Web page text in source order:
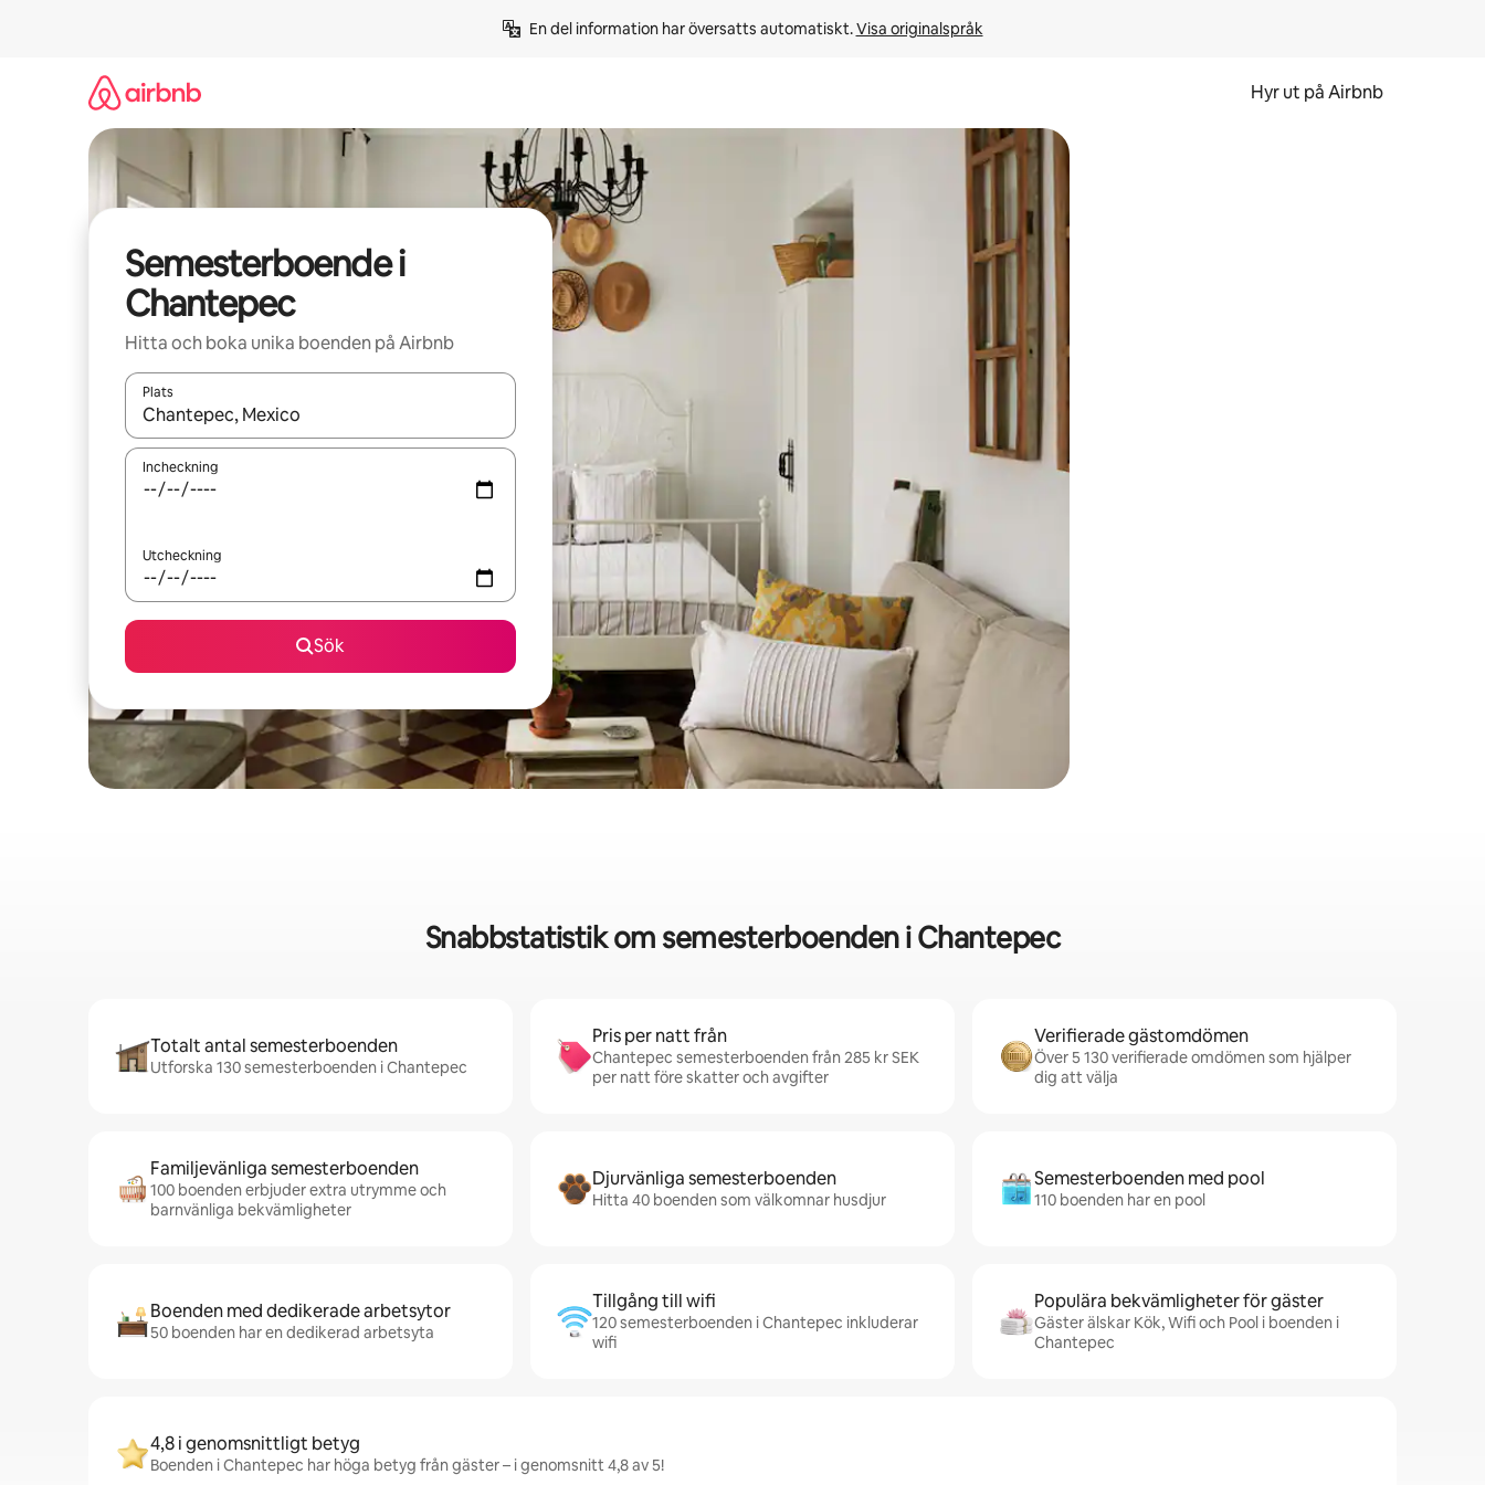
En del information har översatts automatiskt. Visa originalspråk
Hyr ut på Airbnb
Semesterboende i
Chantepec
Hitta och boka unika boenden på Airbnb
Plats
När resultaten är tillgängliga kan du navigera med upp- och nedåtpilarna eller utforska genom att trycka eller svepa.
Incheckning
Utcheckning
Sök
Snabbstatistik om semesterboenden i Chantepec
Totalt antal semesterboenden
Utforska 130 semesterboenden i Chantepec
Pris per natt från
Chantepec semesterboenden från 285 kr SEK
per natt före skatter och avgifter
Verifierade gästomdömen
Över 5 130 verifierade omdömen som hjälper
dig att välja
Familjevänliga semesterboenden
100 boenden erbjuder extra utrymme och
barnvänliga bekvämligheter
Djurvänliga semesterboenden
Hitta 40 boenden som välkomnar husdjur
Semesterboenden med pool
110 boenden har en pool
Boenden med dedikerade arbetsytor
50 boenden har en dedikerad arbetsyta
Tillgång till wifi
120 semesterboenden i Chantepec inkluderar
wifi
Populära bekvämligheter för gäster
Gäster älskar Kök, Wifi och Pool i boenden i
Chantepec
4,8 i genomsnittligt betyg
Boenden i Chantepec har höga betyg från gäster – i genomsnitt 4,8 av 5!